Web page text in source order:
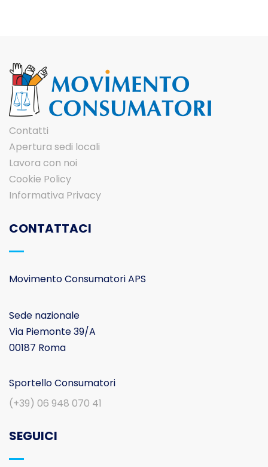
Contatti
Apertura sedi locali
Lavora con noi
Cookie Policy
Informativa Privacy
CONTATTACI
Movimento Consumatori APS
Sede nazionale
Via Piemonte 39/A
00187 Roma
Sportello Consumatori
(+39) 06 948 070 41
SEGUICI